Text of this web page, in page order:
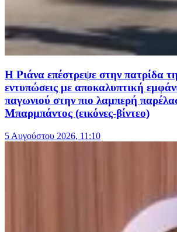
Η Ριάνα επέστρεψε στην πατρίδα
εντυπώσεις με αποκαλυπτική
παγωνιού στην πιο λαμπερή
Μπαρμπάντος (εικόνες-βίντεο)
5 Αυγούστου 2026, 11:10